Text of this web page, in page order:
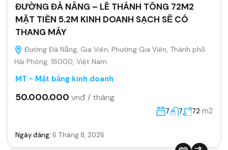
ĐƯỜNG ĐÀ NẴNG – LÊ THÁNH TÔNG 72M2
MẶT TIỀN 5.2M KINH DOANH SẠCH SẼ CÓ
THANG MÁY
Đường Đà Nẵng, Gia Viên, Phường Gia Viên, Thành phố
Hải Phòng, 18000, Việt Nam
MT - Mặt bằng kinh doanh
50.000.000 vnđ / tháng
7 7 72 m2
Ngày đăng: 6 Tháng 8, 2026